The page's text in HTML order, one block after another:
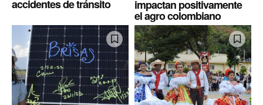
accidentes de tránsito impactan positivamente
el agro colombiano